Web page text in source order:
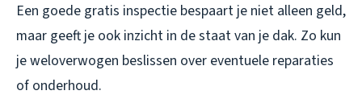
Een goede gratis inspectie bespaart je niet alleen geld,
maar geeft je ook inzicht in de staat van je dak. Zo kun
je weloverwogen beslissen over eventuele reparaties
of onderhoud.